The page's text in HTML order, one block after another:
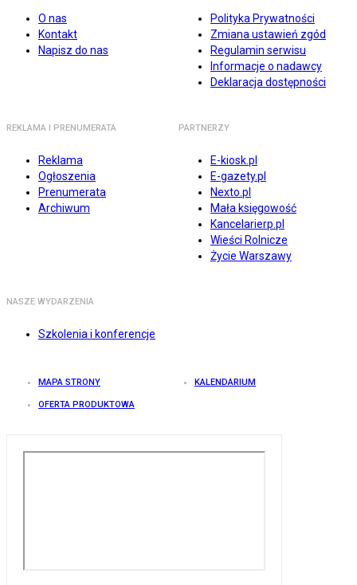
O nas
Kontakt
Napisz do nas
Polityka Prywatności
Zmiana ustawień zgód
Regulamin serwisu
Informacje o nadawcy
Deklaracja dostępności
REKLAMA I PRENUMERATA
Reklama
Ogłoszenia
Prenumerata
Archiwum
PARTNERZY
E-kiosk.pl
E-gazety.pl
Nexto.pl
Mała księgowość
Kancelarierp.pl
Wieści Rolnicze
Życie Warszawy
NASZE WYDARZENIA
Szkolenia i konferencje
MAPA STRONY KALENDARIUM
OFERTA PRODUKTOWA